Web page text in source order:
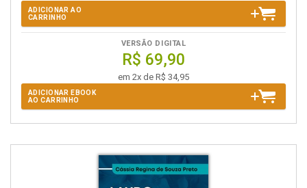
ADICIONAR AO
CARRINHO
VERSÃO DIGITAL
R$ 69,90
em 2x de R$ 34,95
ADICIONAR EBOOK
AO CARRINHO